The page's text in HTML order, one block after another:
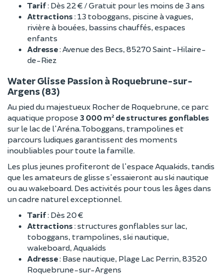
Tarif: Dès 22 € / Gratuit pour les moins de 3 ans
Attractions: 13 toboggans, piscine à vagues,
rivière à bouées, bassins chauffés, espaces
enfants
Adresse: Avenue des Becs, 85270 Saint-Hilaire-
de-Riez
Water Glisse Passion à Roquebrune-sur-
Argens (83)
Au pied du majestueux Rocher de Roquebrune, ce parc
aquatique propose 3 000 m² de structures gonflables
sur le lac de l'Aréna. Toboggans, trampolines et
parcours ludiques garantissent des moments
inoubliables pour toute la famille.
Les plus jeunes profiteront de l'espace Aquakids, tandis
que les amateurs de glisse s'essaieront au ski nautique
ou au wakeboard. Des activités pour tous les âges dans
un cadre naturel exceptionnel.
Tarif: Dès 20 €
Attractions: structures gonflables sur lac,
toboggans, trampolines, ski nautique,
wakeboard, Aquakids
Adresse: Base nautique, Plage Lac Perrin, 83520
Roquebrune-sur-Argens